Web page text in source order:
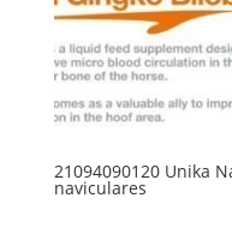
21094090120 Unika
naviculares